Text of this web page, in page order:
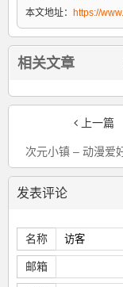
本文地址： https://
相关文章
上一篇
次元小镇 – 动漫爱
发表评论
名称
邮箱